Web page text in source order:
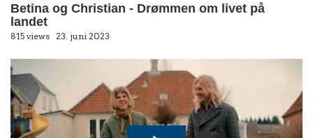
Betina og Christian - Drømmen om livet på
landet
815 views 23. juni 2023